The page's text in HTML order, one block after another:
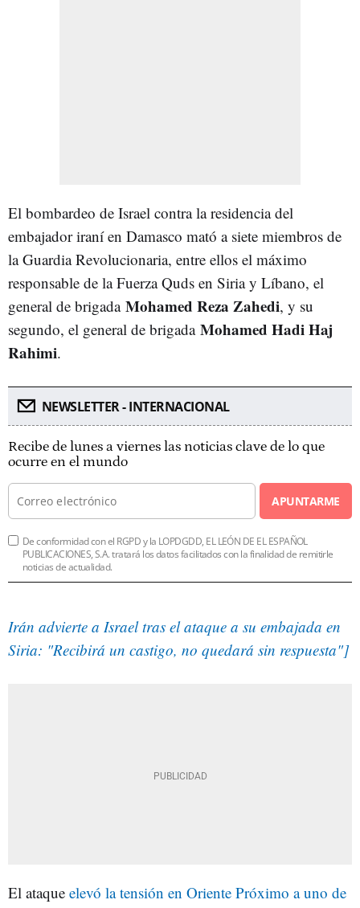
El bombardeo de Israel contra la residencia del
embajador iraní en Damasco mató a siete miembros de
la Guardia Revolucionaria, entre ellos el máximo
responsable de la Fuerza Quds en Siria y Líbano, el
general de brigada Mohamed Reza Zahedi, y su
segundo, el general de brigada Mohamed Hadi Haj
Rahimi.
NEWSLETTER - INTERNACIONAL
Recibe de lunes a viernes las noticias clave de lo que
ocurre en el mundo
APUNTARME
De conformidad con el RGPD y la LOPDGDD, EL LEÓN DE EL ESPAÑOL
PUBLICACIONES, S.A. tratará los datos facilitados con la finalidad de remitirle
noticias de actualidad.
Irán advierte a Israel tras el ataque a su embajada en
Siria: "Recibirá un castigo, no quedará sin respuesta"]
El ataque elevó la tensión en Oriente Próximo a uno de